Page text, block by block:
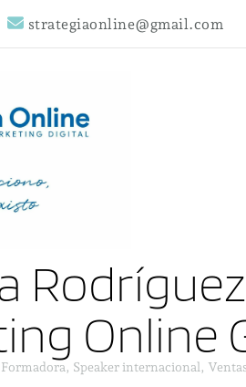
strategiaonline@gmail.com
Online
Speaker internacional,